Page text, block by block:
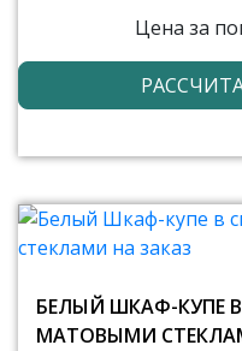
Цена за
БЕЛЫЙ ШКАФ-КУПЕ
МАТОВЫМИ